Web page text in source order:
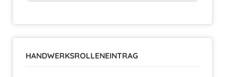
1. Geltung
HANDWERKSROLLENEINTRAG